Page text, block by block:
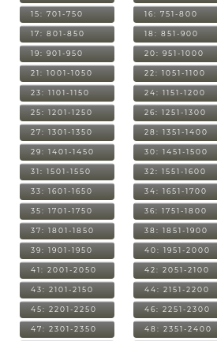
15: 701-750 16: 751-800
17: 801-850 18: 851-900
19: 901-950 20: 951-1000
21: 1001-1050 22: 1051-1100
23: 1101-1150 24: 1151-1200
25: 1201-1250 26: 1251-1300
27: 1301-1350 28: 1351-1400
29: 1401-1450 30: 1451-1500
31: 1501-1550 32: 1551-1600
33: 1601-1650 34: 1651-1700
35: 1701-1750 36: 1751-1800
37: 1801-1850 38: 1851-1900
39: 1901-1950 40: 1951-2000
41: 2001-2050 42: 2051-2100
43: 2101-2150 44: 2151-2200
45: 2201-2250 46: 2251-2300
47: 2301-2350 48: 2351-2400